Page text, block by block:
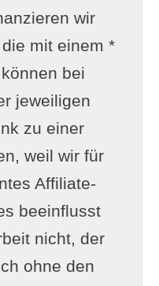
wir
mit einem *
bei
jeweiligen
zu einer
weil wir für
Affiliate-
beeinflusst
nicht, der
ohne den